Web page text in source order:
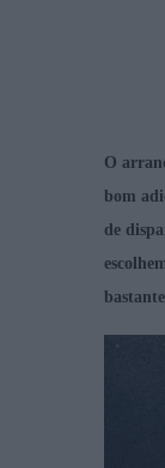
O
bom
de